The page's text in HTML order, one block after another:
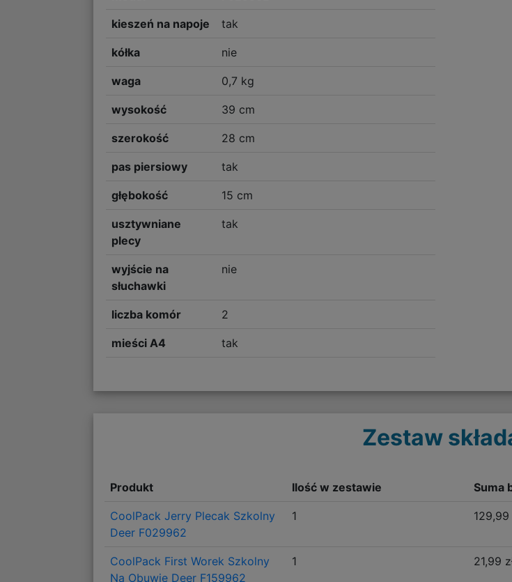
kieszeń na napoje tak
kółka nie
waga 0,7 kg
wysokość 39 cm
szerokość 28 cm
pas piersiowy tak
głębokość 15 cm
usztywniane
plecy
tak
wyjście na
słuchawki
nie
liczba komór 2
mieści A4 tak
Zestaw
Produkt Ilość w zestawie Suma
CoolPack Jerry Plecak Szkolny
Deer F029962
1 129,99
CoolPack First Worek Szkolny
Na Obuwie Deer F159962
1 21,99